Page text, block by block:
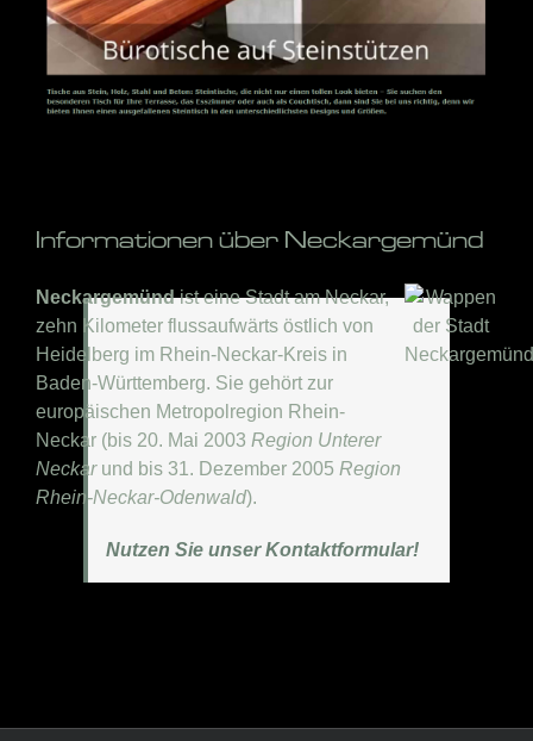
Informationen über Neckargemünd
Neckargemündist eine Stadt am Neckar,
zehn Kilometer flussaufwärts östlich von
Heidelberg im Rhein-Neckar-Kreis in
Baden-Württemberg. Sie gehört zur
europäischen Metropolregion Rhein-
Neckar (bis 20. Mai 2003 Region Unterer
Neckarund bis 31. Dezember 2005 Region
Rhein-Neckar-Odenwald).
Nutzen Sie unser Kontaktformular!